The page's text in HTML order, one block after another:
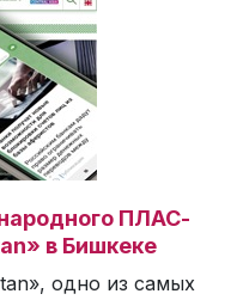
ПЛАС-
в Бишкеке
одно из самых